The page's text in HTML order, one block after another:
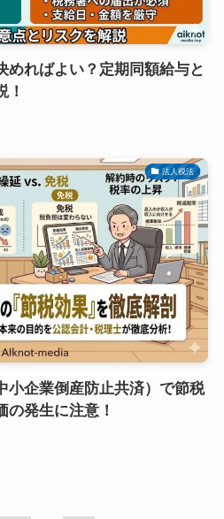
めればよい？定期同額給与と
！
法人税法
小企業倒産防止共済）で節税
の発生に注意！